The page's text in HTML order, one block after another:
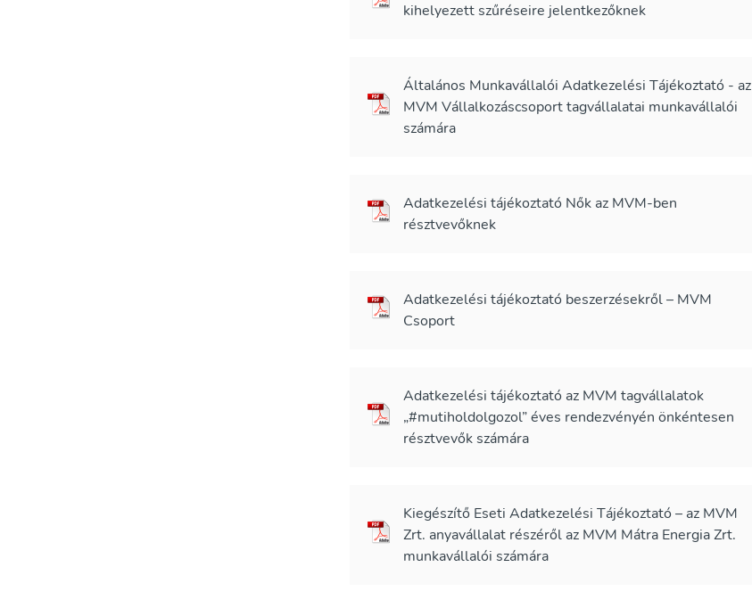
kihelyezett szűréseire jelentkezőknek
Általános Munkavállalói Adatkezelési Tájékoztató - az
MVM Vállalkozáscsoport tagvállalatai munkavállalói
számára
Adatkezelési tájékoztató Nők az MVM-ben
résztvevőknek
Adatkezelési tájékoztató beszerzésekről – MVM
Csoport
Adatkezelési tájékoztató az MVM tagvállalatok
„#mutiholdolgozol” éves rendezvényén önkéntesen
résztvevők számára
Kiegészítő Eseti Adatkezelési Tájékoztató – az MVM
Zrt. anyavállalat részéről az MVM Mátra Energia Zrt.
munkavállalói számára